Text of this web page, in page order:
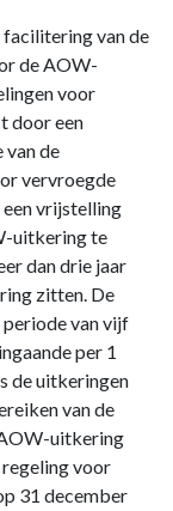
van de
de AOW-
voor
door een
van de
vervroegde
vrijstelling
uitkering te
dan drie jaar
zitten. De
van vijf
per 1
de uitkeringen
van de
uitkering
voor
31 december